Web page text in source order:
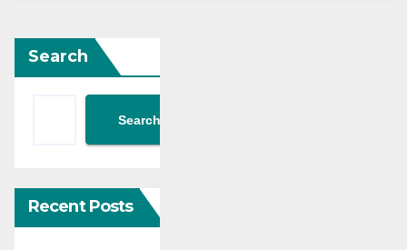
Search
Search
Recent Posts